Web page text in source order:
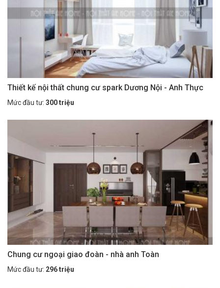
Thiết kế nội thất chung cư spark Dương Nội - Anh Thực
Mức đầu tư: 300 triệu
Chung cư ngoại giao đoàn - nhà anh Toàn
Mức đầu tư: 296 triệu